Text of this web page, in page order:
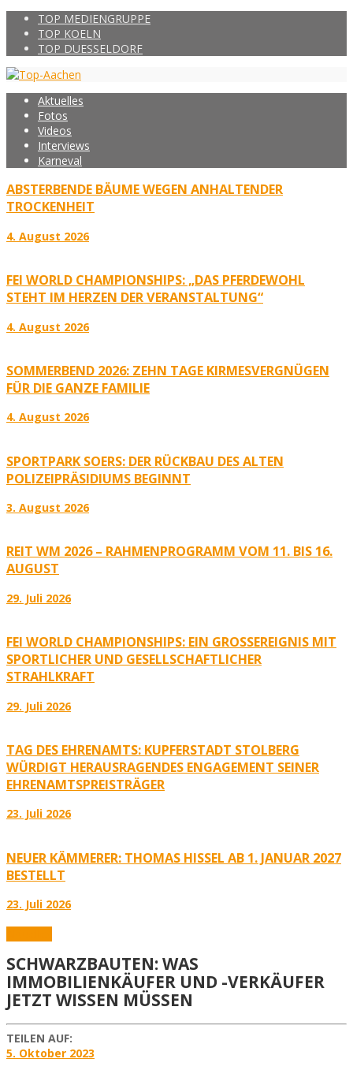
TOP MEDIENGRUPPE
TOP KOELN
TOP DUESSELDORF
Aktuelles
Fotos
Videos
Interviews
Karneval
ABSTERBENDE BÄUME WEGEN ANHALTENDER
TROCKENHEIT
4. August 2026
FEI WORLD CHAMPIONSHIPS: „DAS PFERDEWOHL
STEHT IM HERZEN DER VERANSTALTUNG“
4. August 2026
SOMMERBEND 2026: ZEHN TAGE KIRMESVERGNÜGEN
FÜR DIE GANZE FAMILIE
4. August 2026
SPORTPARK SOERS: DER RÜCKBAU DES ALTEN
POLIZEIPRÄSIDIUMS BEGINNT
3. August 2026
REIT WM 2026 – RAHMENPROGRAMM VOM 11. BIS 16.
AUGUST
29. Juli 2026
FEI WORLD CHAMPIONSHIPS: EIN GROSSEREIGNIS MIT S
PORTLICHER UND GESELLSCHAFTLICHER S
TRAHLKRAFT
29. Juli 2026
TAG DES EHRENAMTS: KUPFERSTADT STOLBERG
WÜRDIGT HERAUSRAGENDES ENGAGEMENT SEINER
EHRENAMTSPREISTRÄGER
23. Juli 2026
NEUER KÄMMERER: THOMAS HISSEL AB 1. JANUAR 2027
BESTELLT
23. Juli 2026
SCHWARZBAUTEN: WAS
IMMOBILIENKÄUFER UND -VERKÄUFER
JETZT WISSEN MÜSSEN
TEILEN AUF:
5. Oktober 2023